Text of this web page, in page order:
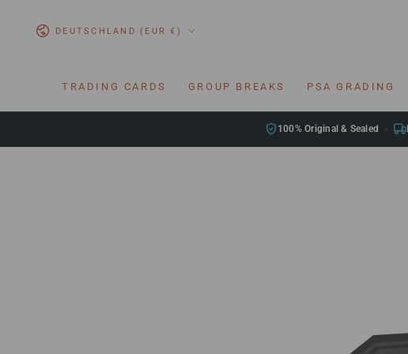
Land/Region
DEUTSCHLAND (EUR €)
TRADING CARDS GROUP BREAKS PSA GRADING
100% Original & Sealed